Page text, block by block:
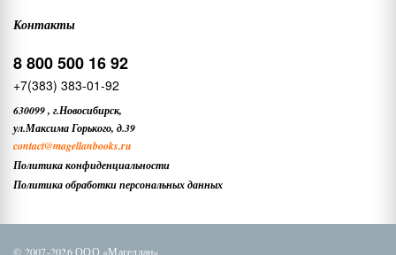
Контакты
8 800 500 16 92
+7(383) 383-01-92
630099, г.Новосибирск,
ул.Максима Горького, д.39
contact@magellanbooks.ru
Политика конфиденциальности
Политика обработки персональных данных
© 2007-2026 ООО «Магеллан»,